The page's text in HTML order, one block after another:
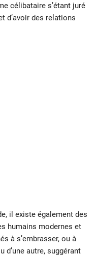
célibataire s’étant juré
d’avoir des relations
il existe également des
humains modernes et
à s’embrasser, ou à
d’une autre, suggérant